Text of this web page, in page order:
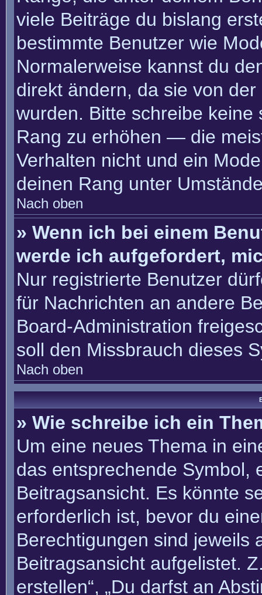
viele Beiträge du bislang
bestimmte Benutzer wie
Normalerweise kannst du
direkt ändern, da sie von
wurden. Bitte schreibe
Rang zu erhöhen — die
Verhalten nicht und ein
deinen Rang unter
Nach oben
» Wenn ich bei einem
werde ich aufgefordert,
Nur registrierte Benutzer
für Nachrichten an andere
Board-Administration
soll den Missbrauch dieses
Nach oben
» Wie schreibe ich ein
Um eine neues Thema in
das entsprechende Symbol,
Beitragsansicht. Es könnte
erforderlich ist, bevor du
Berechtigungen sind jeweils
Beitragsansicht aufgelistet.
erstellen“, „Du darfst an